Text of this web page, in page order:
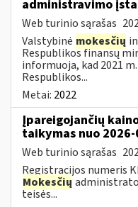
administravimo
Web turinio sąrašas
Valstybinė mokesčių
Respublikos finansų
informuoja, kad 2021
Respublikos...
Metai: 2022
Įpareigojančių
taikymas nuo 2026-
Web turinio sąrašas
Registracijos numeris
Mokesčių
teisės...